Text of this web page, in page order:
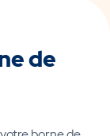
de